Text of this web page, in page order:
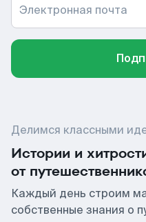
Электронная почта
Делимся классными
Истории и
от
Каждый день строим
собственные знания о